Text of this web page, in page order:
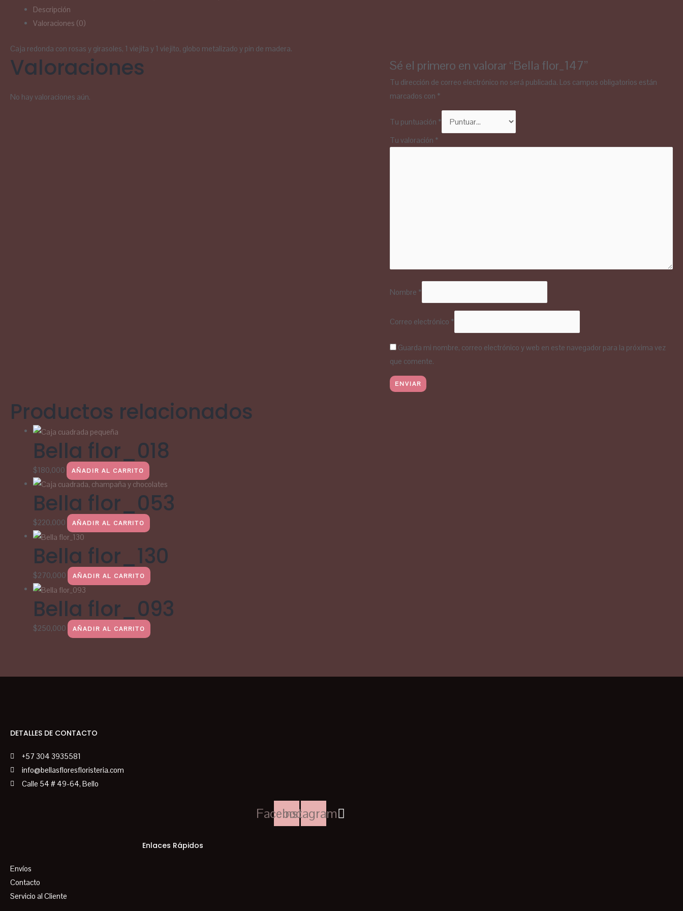
Descripción
Valoraciones (0)
Caja redonda con rosas y girasoles, 1 viejita y 1 viejito, globo metalizado y pin de madera.
Valoraciones
No hay valoraciones aún.
Sé el primero en valorar “Bella flor_147”
Tu dirección de correo electrónico no será publicada. Los campos obligatorios están
marcados con *
Tu puntuación *
Tu valoración *
Nombre *
Correo electrónico *
Guarda mi nombre, correo electrónico y web en este navegador para la próxima vez
que comente.
Productos relacionados
Bella flor_018
$180,000 AÑADIR AL CARRITO
Bella flor_053
$220,000 AÑADIR AL CARRITO
Bella flor_130
$270,000 AÑADIR AL CARRITO
Bella flor_093
$250,000 AÑADIR AL CARRITO
DETALLES DE CONTACTO
+57 304 3935581
info@bellasfloresfloristeria.com
Calle 54 # 49-64, Bello
FacebookInstagram
Enlaces Rápidos
Envíos
Contacto
Servicio al Cliente